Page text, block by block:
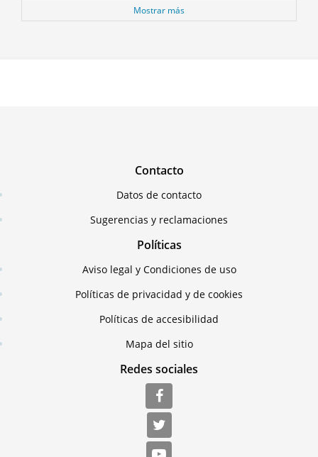
Mostrar más
Contacto
Datos de contacto
Sugerencias y reclamaciones
Políticas
Aviso legal y Condiciones de uso
Políticas de privacidad y de cookies
Políticas de accesibilidad
Mapa del sitio
Redes sociales